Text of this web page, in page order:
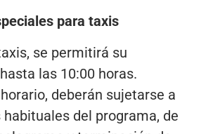
para taxis
se permitirá su
las 10:00 horas.
deberán sujetarse a
del programa, de